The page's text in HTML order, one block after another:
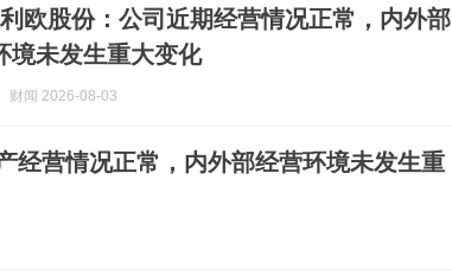
欧股份：公司近期经营情况正常，内外部
境未发生重大变化
财闻 2026-08-03
经营情况正常，内外部经营环境未发生重